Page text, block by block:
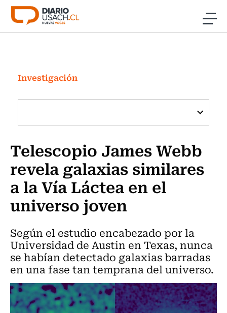
Click acá para ir directamente al contenido
Investigación
Cultura
Programas Radio y TV Usach
Investigación
Telescopio James Webb
revela galaxias similares
a la Vía Láctea en el
universo joven
Según el estudio encabezado por la
Universidad de Austin en Texas, nunca
se habían detectado galaxias barradas
en una fase tan temprana del universo.